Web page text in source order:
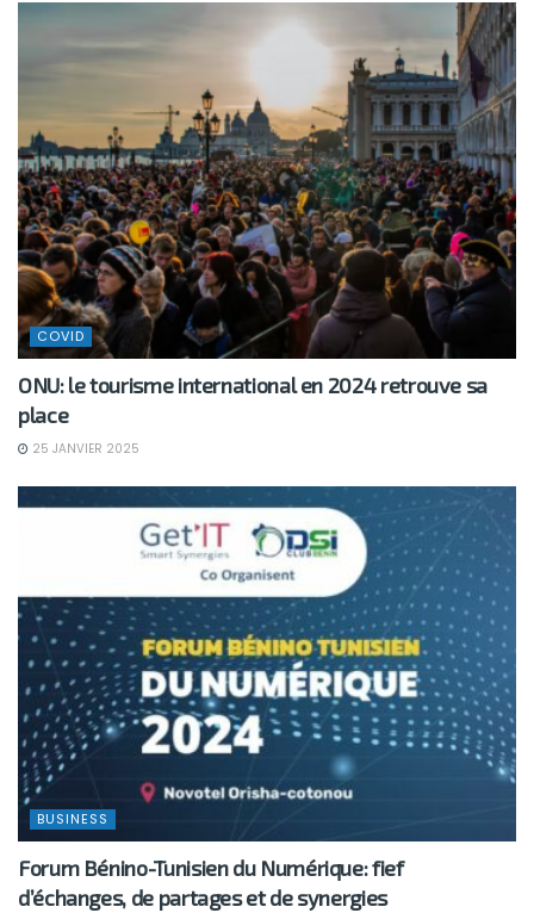
COVID
ONU: le tourisme international en 2024 retrouve sa
place
25 JANVIER 2025
BUSINESS
Forum Bénino-Tunisien du Numérique: fief
d’échanges, de partages et de synergies